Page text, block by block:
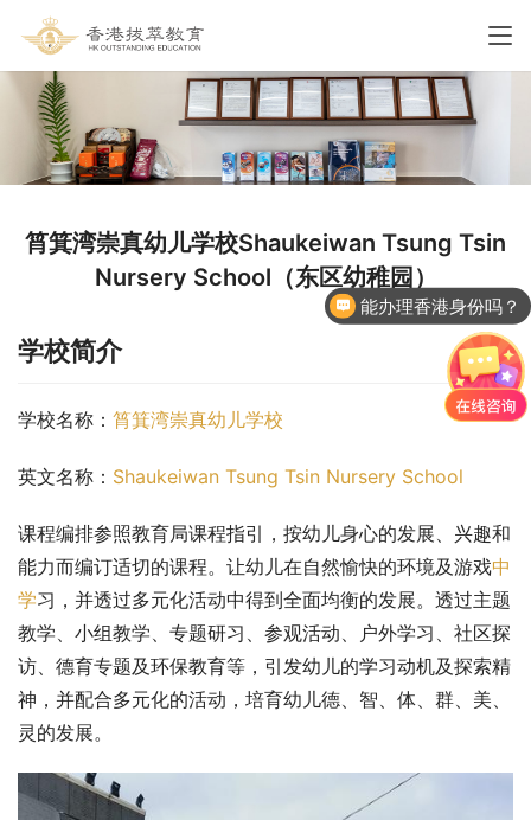
筲箕湾崇真幼儿学校Shaukeiwan Tsung Tsin
Nursery School（东区幼稚园）
学校简介
学校名称： 筲箕湾崇真幼儿学校
英文名称： Shaukeiwan Tsung Tsin Nursery School
课程编排参照教育局课程指引，按幼儿身心的发展、兴趣和
能力而编订适切的课程。让幼儿在自然愉快的环境及游戏中
学习，并透过多元化活动中得到全面均衡的发展。透过主题
教学、小组教学、专题研习、参观活动、户外学习、社区探
访、德育专题及环保教育等，引发幼儿的学习动机及探索精
神，并配合多元化的活动，培育幼儿德、智、体、群、美、
灵的发展。
能办理香港身份吗？